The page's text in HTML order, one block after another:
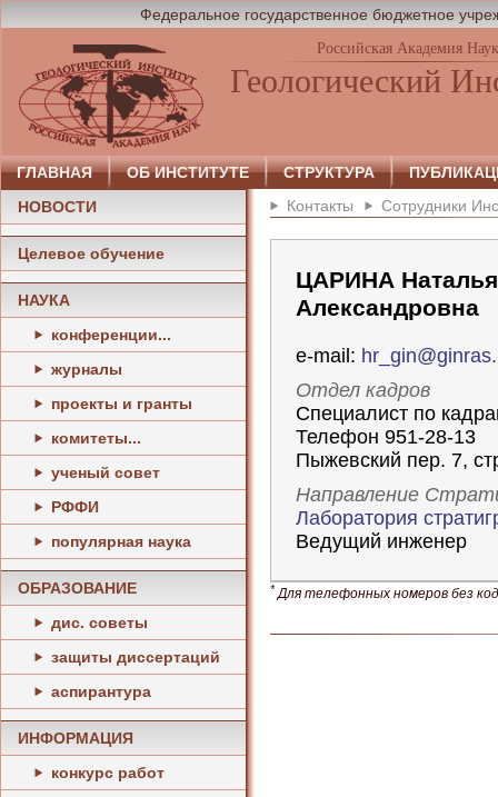
Федеральное государственное бюджетное
Российская Академия Наук
Геологический
ГЛАВНАЯ ОБ ИНСТИТУТЕ СТРУКТУРА
НОВОСТИ
Целевое обучение
НАУКА
конференции...
журналы
проекты и гранты
комитеты...
ученый совет
РФФИ
популярная наука
ОБРАЗОВАНИЕ
дис. советы
защиты диссертаций
аспирантура
ИНФОРМАЦИЯ
конкурс работ
Контакты Сотрудники
ЦАРИНА Наталья
Александровна
e-mail:
Отдел кадров
Специалист по
Телефон 951-28-13
Пыжевский пер. 7,
Направление
Лаборатория
Ведущий инженер
*Для телефонных номеров без